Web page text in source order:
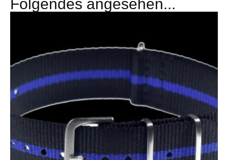
Folgendes angesehen...